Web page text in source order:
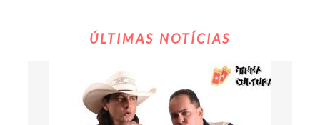
ÚLTIMAS NOTÍCIAS